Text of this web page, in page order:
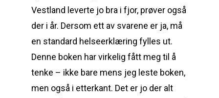
Vestland leverte jo bra i fjor, prøver også
der i år. Dersom ett av svarene er ja, må
en standard helseerklæring fylles ut.
Denne boken har virkelig fått meg til å
tenke – ikke bare mens jeg leste boken,
men også i etterkant. Det er jo der alt